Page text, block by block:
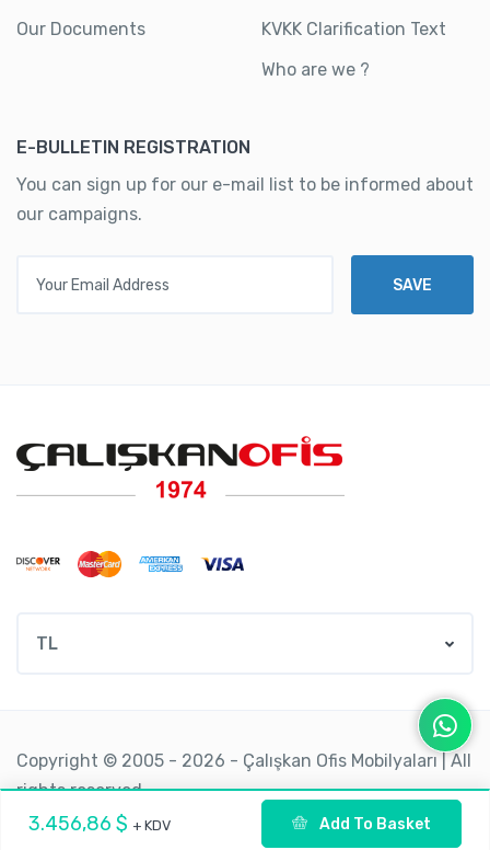
3.456,86 $ + KDV Add To Basket
Our Documents
KVKK Clarification Text
Who are we ?
E-BULLETIN REGISTRATION
You can sign up for our e-mail list to be informed about
our campaigns.
SAVE
TL
Copyright © 2005 - 2026 - Çalışkan Ofis Mobilyaları | All
rights reserved.